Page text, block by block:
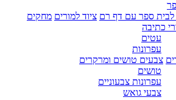
לבית ספר עם דף רם ציוד למורים מחקים
כתיבה
עטים
עפרונות
צבעים טושים ומרקרים
טושים
עפרונות צבעוניים
צבעי גואש